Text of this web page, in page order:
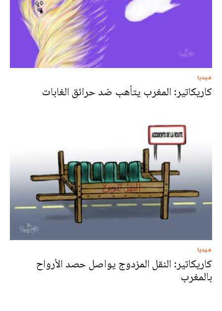
ميديا
كاريكاتير: المغرب يتأهب ضد حرائق الغابات
ميديا
كاريكاتير: النقل المزدوج يواصل حصد الأرواح
بالمغرب